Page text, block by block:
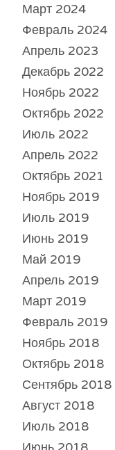
Март 2024
Февраль 2024
Апрель 2023
Декабрь 2022
Ноябрь 2022
Октябрь 2022
Июль 2022
Апрель 2022
Октябрь 2021
Ноябрь 2019
Июль 2019
Июнь 2019
Май 2019
Апрель 2019
Март 2019
Февраль 2019
Ноябрь 2018
Октябрь 2018
Сентябрь 2018
Август 2018
Июль 2018